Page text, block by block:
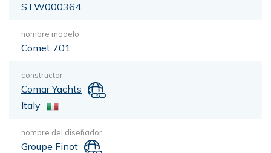
STW000364
nombre modelo
Comet 701
constructor
Comar Yachts
Italy
nombre del diseñador
Groupe Finot